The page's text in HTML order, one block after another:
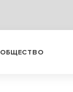
ОБЩЕСТВО